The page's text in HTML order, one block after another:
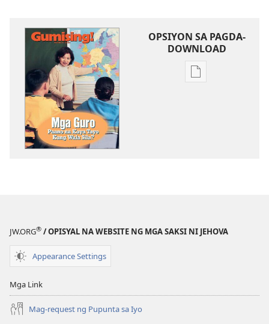
OPSIYON SA PAGDA-
DOWNLOAD
Opsiyon
JW.ORG® / OPISYAL NA WEBSITE NG MGA SAKSI NI JEHOVA
Appearance Settings
Mga Link
Mag-request ng Pupunta sa Iyo